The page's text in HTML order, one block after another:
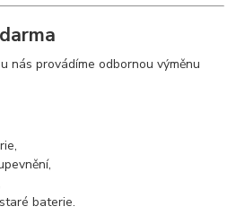
nás provádíme odbornou výměnu
baterie.